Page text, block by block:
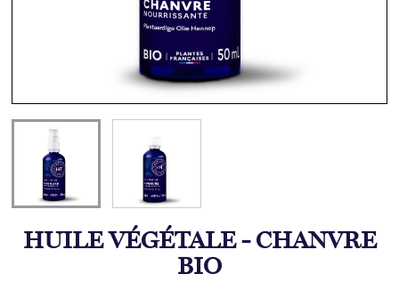
HUILE VÉGÉTALE - CHANVRE
BIO